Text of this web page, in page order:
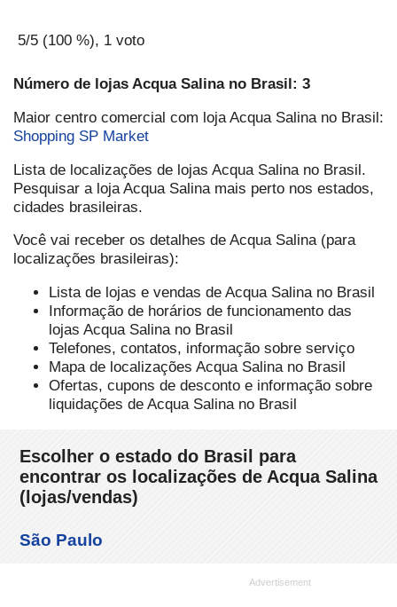
5/5 (100 %), 1 voto
Número de lojas Acqua Salina no Brasil: 3
Maior centro comercial com loja Acqua Salina no Brasil:
Shopping SP Market
Lista de localizações de lojas Acqua Salina no Brasil.
Pesquisar a loja Acqua Salina mais perto nos estados,
cidades brasileiras.
Você vai receber os detalhes de Acqua Salina (para
localizações brasileiras):
Lista de lojas e vendas de Acqua Salina no Brasil
Informação de horários de funcionamento das
lojas Acqua Salina no Brasil
Telefones, contatos, informação sobre serviço
Mapa de localizações Acqua Salina no Brasil
Ofertas, cupons de desconto e informação sobre
liquidações de Acqua Salina no Brasil
Escolher o estado do Brasil para
encontrar os localizações de Acqua Salina
(lojas/vendas)
São Paulo